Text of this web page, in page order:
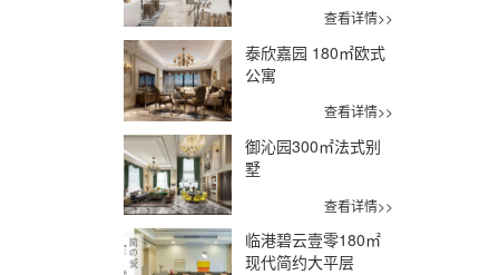
查看详情>>
泰欣嘉园 180㎡欧式
公寓
查看详情>>
御沁园300㎡法式别
墅
查看详情>>
临港碧云壹零180㎡
现代简约大平层